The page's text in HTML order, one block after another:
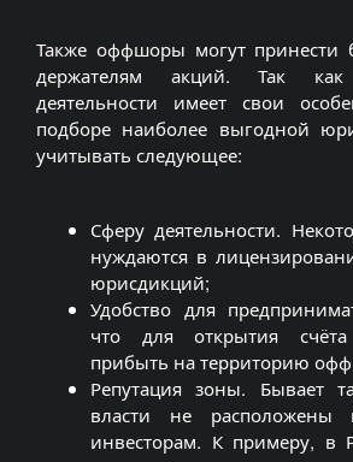
Также оффшоры могут принести
держателям акций. Так
деятельности имеет свои
подборе наиболее выгодной
учитывать следующее:
Сферу деятельности.
нуждаются в
юрисдикций;
Удобство для
что для открытия
прибыть на территорию
Репутация зоны. Бывает
власти не расположены
инвесторам. К примеру, в